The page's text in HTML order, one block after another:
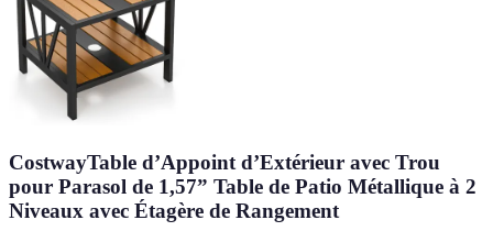
CostwayTable d’Appoint d’Extérieur avec Trou
pour Parasol de 1,57” Table de Patio Métallique à 2
Niveaux avec Étagère de Rangement